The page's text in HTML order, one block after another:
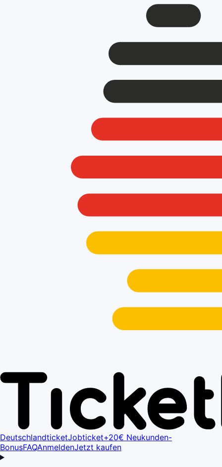
DeutschlandticketJobticket+20€ Neukunden-
BonusFAQAnmeldenJetzt kaufen